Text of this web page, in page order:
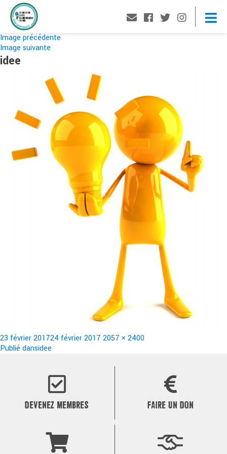
Image précédente
Image suivante
idee
Publié
le
23 février 201724 février 2017 Taille
2057 × 2400
Navigation
Publié dansidee
DEVENEZ MEMBRES FAIRE UN DON